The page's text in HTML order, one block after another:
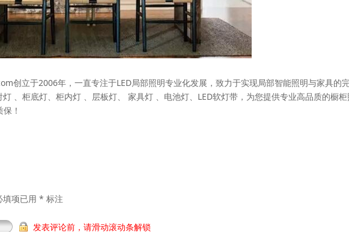
创立于2006年，一直专注于LED局部照明专业化发展，致力于实现局部智能照明与家具的
、柜底灯、柜内灯 、层板灯、 家具灯 、电池灯、LED软灯带，为您提供专业高品质的橱
！
填项已用* 标注
发表评论前，请滑动滚动条解锁